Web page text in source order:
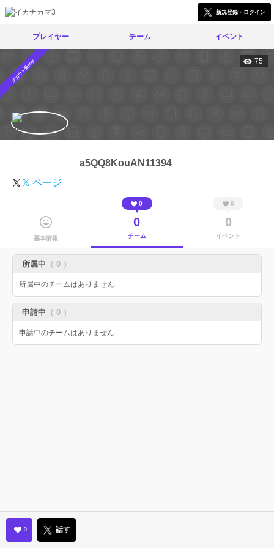
新規登録・ログイン
プレイヤー チーム イベント
スカウト受付中 75
a5QQ8KouAN11394
𝕏 ページ
基本情報
0
0
チーム
0
0
イベント
所属中 （ 0 ）
所属中のチームはありません
申請中 （ 0 ）
申請中のチームはありません
0 話す